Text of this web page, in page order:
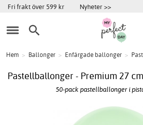
Fri frakt över 599 kr Nyheter >>
Hem > Ballonger > Enfärgade ballonger >
Pastellballonger - Premium 27
50-pack pastellballonger i